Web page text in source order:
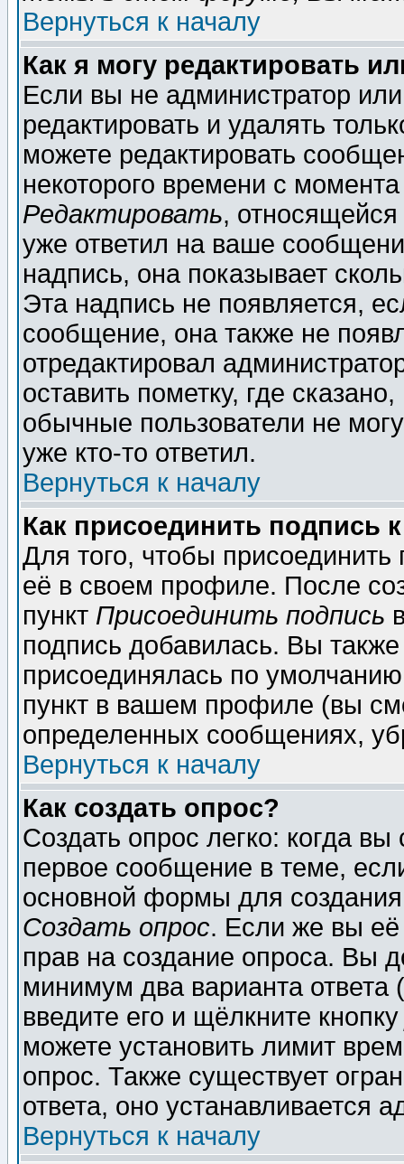
Вернуться к началу
Как я могу редактировать
Если вы не администратор
редактировать и удалять
можете редактировать
некоторого времени с
Редактировать,
уже ответил на ваше
надпись, она показывает
Эта надпись не появляется,
сообщение, она также не
отредактировал
оставить пометку, где
обычные пользователи не
уже кто-то ответил.
Вернуться к началу
Как присоединить подпись
Для того, чтобы
её в своем профиле. После
пункт Присоединить подпись
подпись добавилась. Вы
присоединялась по
пункт в вашем профиле (вы
определенных сообщениях,
Вернуться к началу
Как создать опрос?
Создать опрос легко: когда
первое сообщение в теме,
основной формы для
Создать опрос. Если же вы её
прав на создание опроса. Вы
минимум два варианта ответа
введите его и щёлкните
можете установить лимит
опрос. Также существует
ответа, оно устанавливается
Вернуться к началу